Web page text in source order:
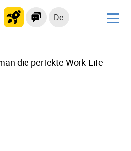
De
die perfekte Work-Life